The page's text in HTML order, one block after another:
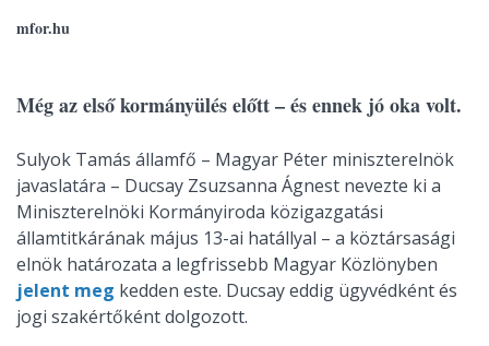
mfor.hu
Még az első kormányülés előtt – és ennek jó oka volt.
Sulyok Tamás államfő – Magyar Péter miniszterelnök
javaslatára – Ducsay Zsuzsanna Ágnest nevezte ki a
Miniszterelnöki Kormányiroda közigazgatási
államtitkárának május 13-ai hatállyal – a köztársasági
elnök határozata a legfrissebb Magyar Közlönyben
jelent meg kedden este. Ducsay eddig ügyvédként és
jogi szakértőként dolgozott.